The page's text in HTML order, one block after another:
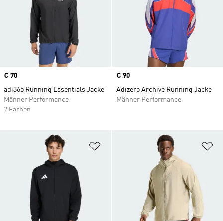
Price
€ 70
adi365 Running Essentials Jacke
Männer Performance
2 Farben
Price
€ 90
Adizero Archive Running Jacke
Männer Performance
Zur Wunschliste hinzufügen